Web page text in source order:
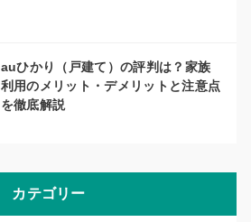
auひかり（戸建て）の評判は？家族
利用のメリット・デメリットと注意点
を徹底解説
カテゴリー